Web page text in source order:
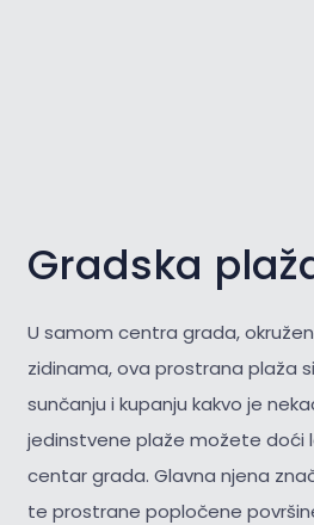
Gradska
U samom centra grada,
zidinama, ova prostrana plaža
sunčanju i kupanju kakvo je
jedinstvene plaže možete doći
centar grada. Glavna njena
te prostrane popločene